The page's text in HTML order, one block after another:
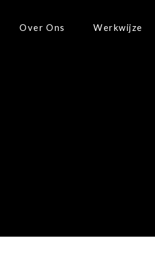
Over Ons Werkwijze